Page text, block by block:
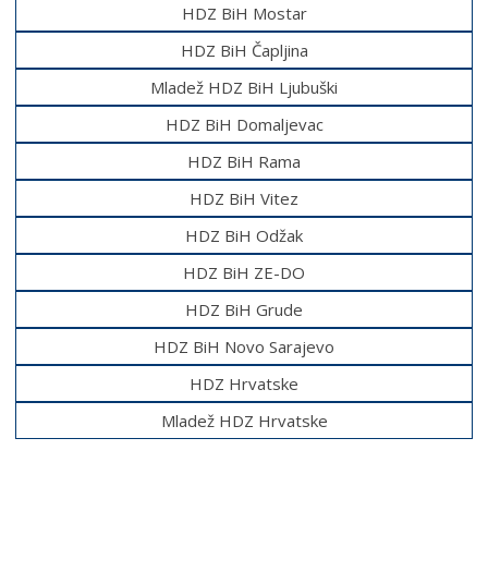
HDZ BiH Mostar
HDZ BiH Čapljina
Mladež HDZ BiH Ljubuški
HDZ BiH Domaljevac
HDZ BiH Rama
HDZ BiH Vitez
HDZ BiH Odžak
HDZ BiH ZE-DO
HDZ BiH Grude
HDZ BiH Novo Sarajevo
HDZ Hrvatske
Mladež HDZ Hrvatske